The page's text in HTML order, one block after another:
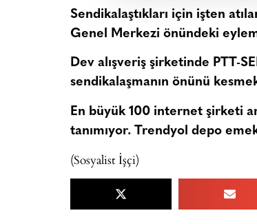
Sendikalaştıkları için işten
Genel Merkezi önündeki
Dev alışveriş şirketinde PTT-
sendikalaşmanın önünü
En büyük 100 internet şirketi
tanımıyor. Trendyol depo
(Sosyalist İşçi)